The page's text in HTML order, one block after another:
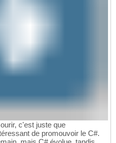
c'est juste que
de promouvoir le C#.